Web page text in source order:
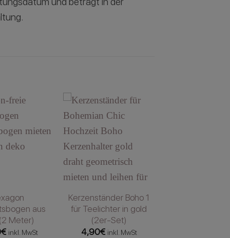
aus
Meter)
€ inkl. MwSt
Kerzenständer Boho 1
für Teelichter in gold
(2er-Set)
4,90€ inkl. MwSt